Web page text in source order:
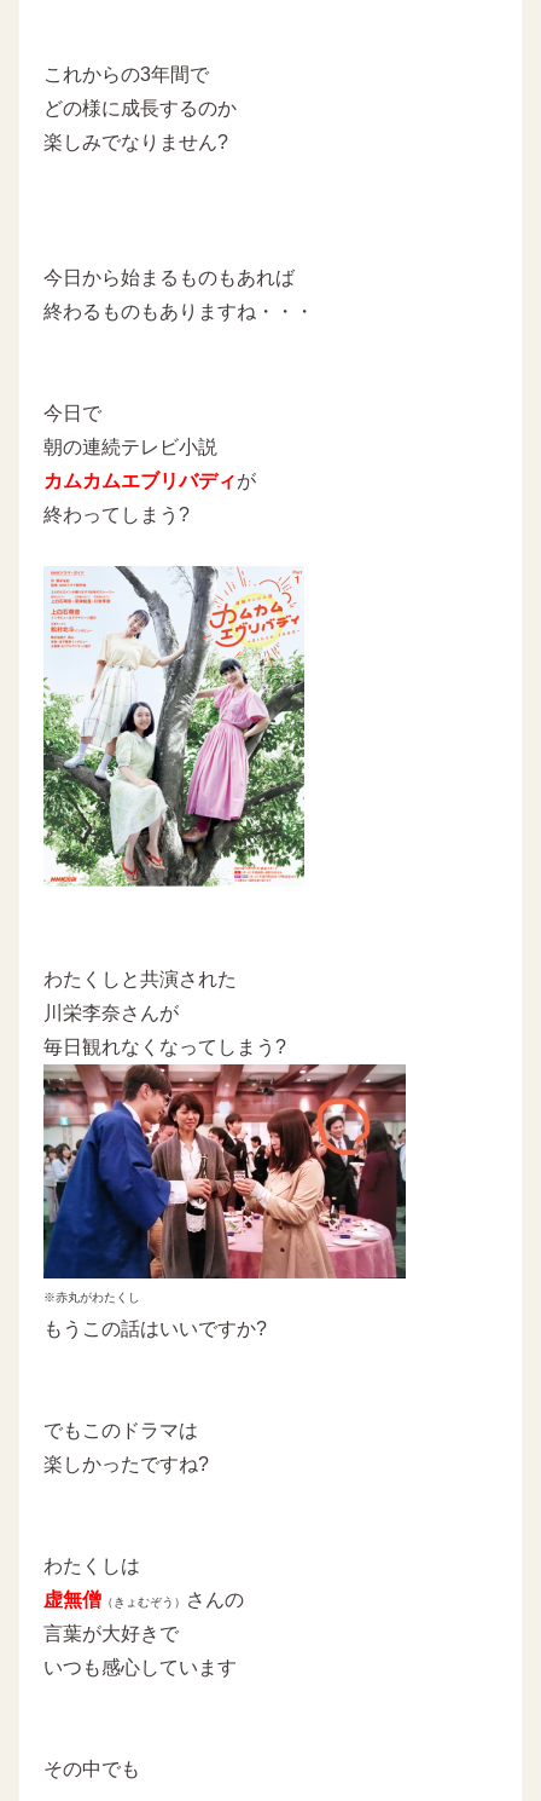
これからの3年間で
どの様に成長するのか
楽しみでなりません?
今日から始まるものもあれば
終わるものもありますね・・・
今日で
朝の連続テレビ小説
カムカムエブリバディが
終わってしまう?
わたくしと共演された
川栄李奈さんが
毎日観れなくなってしまう?
※赤丸がわたくし
もうこの話はいいですか?
でもこのドラマは
楽しかったですね?
わたくしは
虚無僧 （きょむぞう）
さんの
言葉が大好きで
いつも感心しています
その中でも